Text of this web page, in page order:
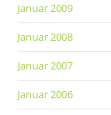
Januar 2009
Januar 2008
Januar 2007
Januar 2006